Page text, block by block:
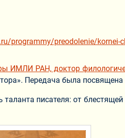
programmy/preodolenie/kornei-
ИМЛИ РАН, доктор
Передача была посвящена
писателя: от